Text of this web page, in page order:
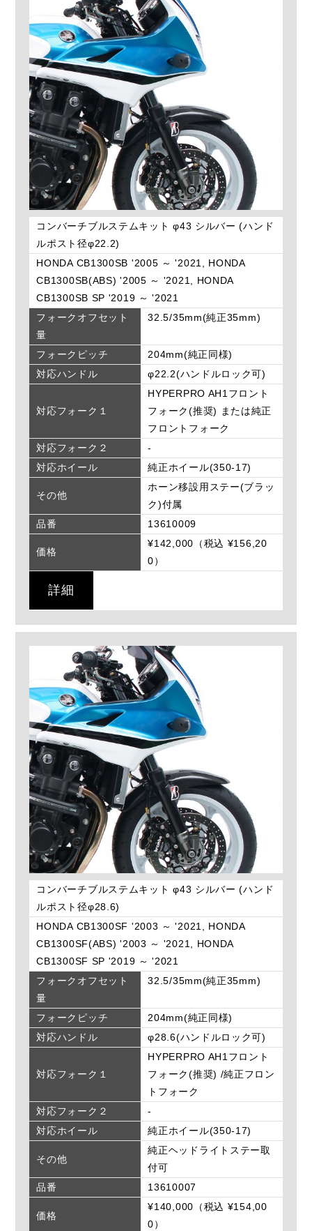
コンバーチブルステムキット φ43 シルバー (ハンド
ルポスト径φ22.2)
HONDA CB1300SB '2005 ～ '2021, HONDA
CB1300SB(ABS) '2005 ～ '2021, HONDA
CB1300SB SP '2019 ～ '2021
フォークオフセット
量
32.5/35mm(純正35mm)
フォークピッチ
204mm(純正同様)
対応ハンドル
φ22.2(ハンドルロック可)
対応フォーク１
HYPERPRO AH1フロント
フォーク(推奨) または純正
フロントフォーク
対応フォーク２
-
対応ホイール
純正ホイール(350-17)
その他
ホーン移設用ステー(ブラッ
ク)付属
品番
13610009
価格
¥142,000（税込 ¥156,20
0）
詳細
コンバーチブルステムキット φ43 シルバー (ハンド
ルポスト径φ28.6)
HONDA CB1300SF '2003 ～ '2021, HONDA
CB1300SF(ABS) '2003 ～ '2021, HONDA
CB1300SF SP '2019 ～ '2021
フォークオフセット
量
32.5/35mm(純正35mm)
フォークピッチ
204mm(純正同様)
対応ハンドル
φ28.6(ハンドルロック可)
対応フォーク１
HYPERPRO AH1フロント
フォーク(推奨) /純正フロン
トフォーク
対応フォーク２
-
対応ホイール
純正ホイール(350-17)
その他
純正ヘッドライトステー取
付可
品番
13610007
価格
¥140,000（税込 ¥154,00
0）